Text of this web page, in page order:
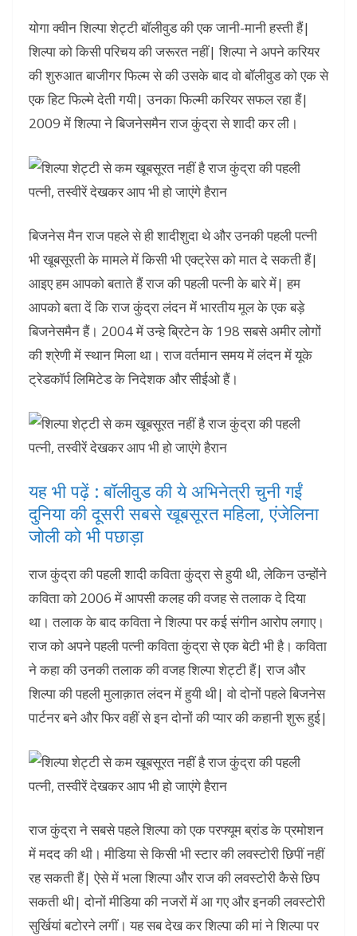
योगा क्वीन शिल्पा शेट्टी बॉलीवुड की एक जानी-मानी हस्ती हैं|
शिल्पा को किसी परिचय की जरूरत नहीं| शिल्पा ने अपने करियर
की शुरुआत बाजीगर फिल्म से की उसके बाद वो बॉलीवुड को एक से
एक हिट फिल्मे देती गयी| उनका फिल्मी करियर सफल रहा हैं|
2009 में शिल्पा ने बिजनेसमैन राज कुंद्रा से शादी कर ली।
बिजनेस मैन राज पहले से ही शादीशुदा थे और उनकी पहली पत्नी
भी खूबसूरती के मामले में किसी भी एक्ट्रेस को मात दे सकती हैं|
आइए हम आपको बताते हैं राज की पहली पत्नी के बारे में| हम
आपको बता दें कि राज कुंद्रा लंदन में भारतीय मूल के एक बड़े
बिजनेसमैन हैं। 2004 में उन्हे ब्रिटेन के 198 सबसे अमीर लोगों
की श्रेणी में स्थान मिला था। राज वर्तमान समय में लंदन में यूके
ट्रेडकॉर्प लिमिटेड के निदेशक और सीईओ हैं।
यह भी पढ़ें : बॉलीवुड की ये अभिनेत्री चुनी गईं
दुनिया की दूसरी सबसे खूबसूरत महिला, एंजेलिना
जोली को भी पछाड़ा
राज कुंद्रा की पहली शादी कविता कुंद्रा से हुयी थी, लेकिन उन्होंने
कविता को 2006 में आपसी कलह की वजह से तलाक दे दिया
था। तलाक के बाद कविता ने शिल्पा पर कई संगीन आरोप लगाए।
राज को अपने पहली पत्नी कविता कुंद्रा से एक बेटी भी है। कविता
ने कहा की उनकी तलाक की वजह शिल्पा शेट्टी हैं| राज और
शिल्पा की पहली मुलाक़ात लंदन में हुयी थी| वो दोनों पहले बिजनेस
पार्टनर बने और फिर वहीं से इन दोनों की प्यार की कहानी शुरू हुई|
राज कुंद्रा ने सबसे पहले शिल्पा को एक परफ्यूम ब्रांड के प्रमोशन
में मदद की थी। मीडिया से किसी भी स्टार की लवस्टोरी छिपीं नहीं
रह सकती हैं| ऐसे में भला शिल्पा और राज की लवस्टोरी कैसे छिप
सकती थी| दोनों मीडिया की नजरों में आ गए और इनकी लवस्टोरी
सुर्खियां बटोरने लगीं। यह सब देख कर शिल्पा की मां ने शिल्पा पर